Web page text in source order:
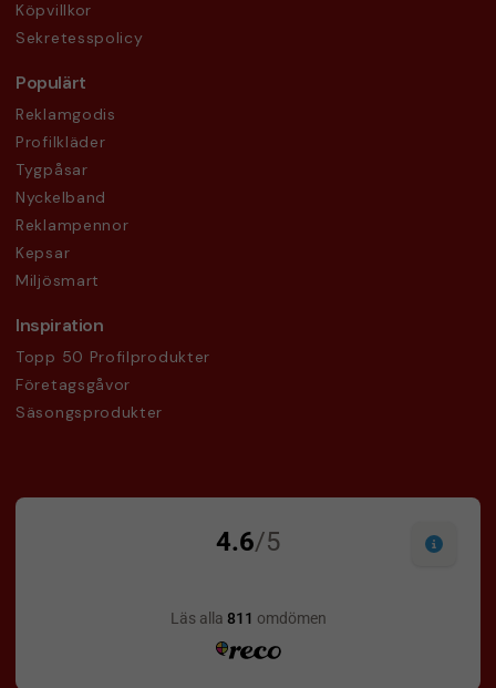
Köpvillkor
Sekretesspolicy
Populärt
Reklamgodis
Profilkläder
Tygpåsar
Nyckelband
Reklampennor
Kepsar
Miljösmart
Inspiration
Topp 50 Profilprodukter
Företagsgåvor
Säsongsprodukter